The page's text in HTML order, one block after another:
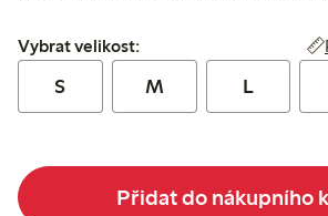
Vybrat velikost:
Vybrat velikost:
S M L
Přidat do nákupního